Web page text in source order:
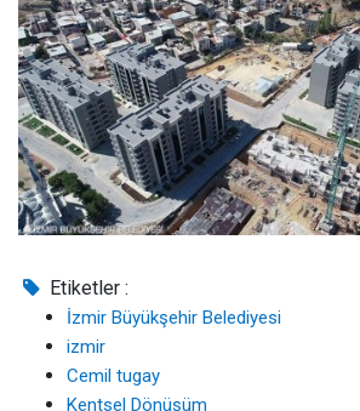
Etiketler :
İzmir Büyükşehir Belediyesi
izmir
Cemil tugay
Kentsel Dönüşüm